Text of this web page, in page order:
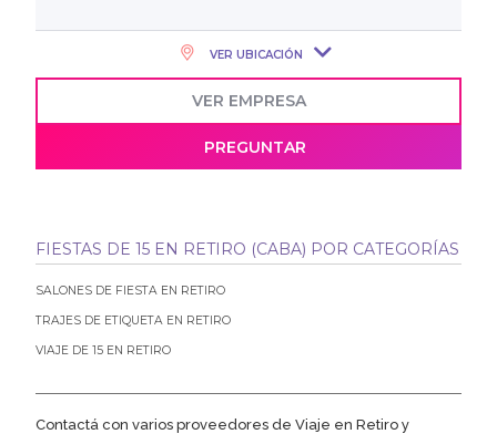
VER UBICACIÓN
VER EMPRESA
PREGUNTAR
FIESTAS DE 15 EN RETIRO (CABA) POR CATEGORÍAS
SALONES DE FIESTA EN RETIRO
TRAJES DE ETIQUETA EN RETIRO
VIAJE DE 15 EN RETIRO
Contactá con varios proveedores de Viaje en Retiro y